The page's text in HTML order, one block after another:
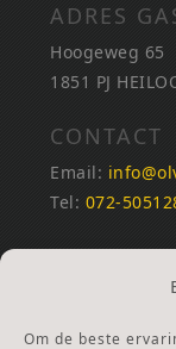
Om de beste
ADRES
Hoogeweg 65
1851 PJ
CONTACT
Email:
Tel: 072-